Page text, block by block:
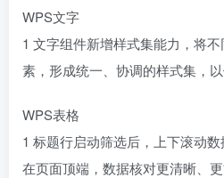
WPS文字
1 文字组件新增样式集能力，将
素，形成统一、协调的样式集，
WPS表格
1 标题行启动筛选后，上下滚动
在页面顶端，数据核对更清晰、